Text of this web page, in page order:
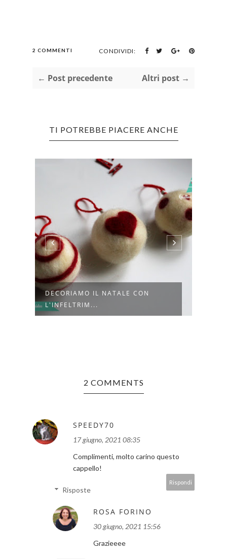
2 COMMENTI CONDIVIDI:
← Post precedente Altri post →
TI POTREBBE PIACERE ANCHE
DECORIAMO IL NATALE CON
L'INFELTRIM...
2 COMMENTS
SPEEDY70
17 giugno, 2021 08:35
Complimenti, molto carino questo
cappello!
Rispondi
Risposte
ROSA FORINO
30 giugno, 2021 15:56
Grazieeee